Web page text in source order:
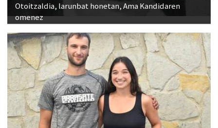
Otoitzaldia, larunbat honetan, Ama Kandidaren
omenez